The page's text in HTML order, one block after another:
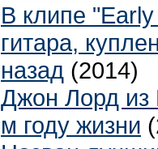
В клипе
гитара,
назад (2014)
Джон Лорд из
м году жизни